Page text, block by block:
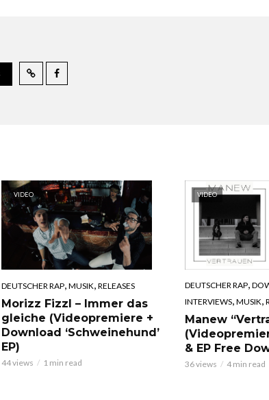
VIDEO
DEUTSCHER RAP, MUSIK RELEASES
Morizz Fizzl – Immer das
gleiche (Videopremiere +
Download ‘Schweinehund’
EP)
44 views 1 min read
VIDEO
DEUTSCHER RAP,
INTERVIEWS, MUSIK,
Manew
& EP Free
36 views 4 min read